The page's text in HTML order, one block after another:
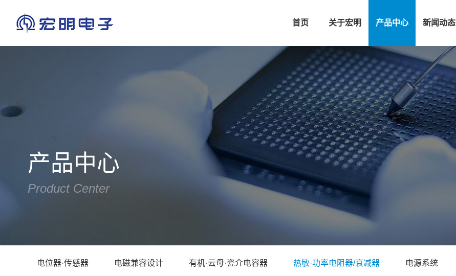
首页 关于宏明 产品中心 新闻动态
宏明简介 光辉历程 资质荣誉
电位器·传感器 电磁兼容设计
上市专栏 公司要闻 产品动态
企业理念 员工风采
政策法律 学习资料 主题活动
产品中心
Product Center
电位器·传感器 电磁兼容设计 有机·云母·瓷介电容器 热敏·功率电阻器/衰减器 电源系统